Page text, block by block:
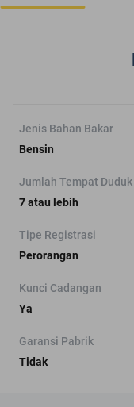
Jenis Bahan Bakar
Bensin
Jumlah Tempat Duduk
7 atau lebih
Tipe Registrasi
Perorangan
Kunci Cadangan
Ya
Garansi Pabrik
Tidak